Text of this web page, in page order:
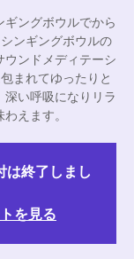
ングボウルでから
ンギングボウルの
ンドメディテーシ
まれてゆったりと
い呼吸になりリラ
えます。
は終了しまし
を見る